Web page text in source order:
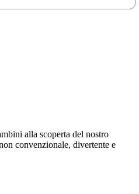
alla scoperta del nostro
convenzionale, divertente e